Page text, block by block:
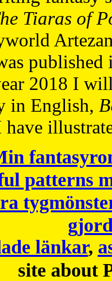
Tiaras of
published
2018 I
in English,
have
patterns
länkar,
site about